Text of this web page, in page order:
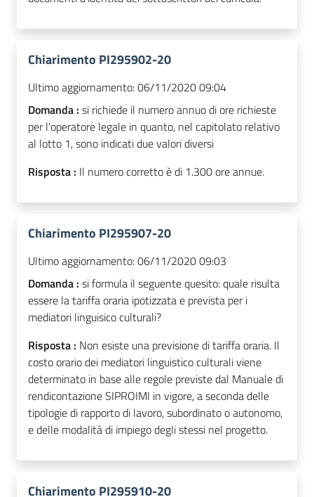
Chiarimento PI295902-20
Ultimo aggiornamento:06/11/2020 09:04
Domanda : si richiede il numero annuo di ore richieste
per l'operatore legale in quanto, nel capitolato relativo
al lotto 1, sono indicati due valori diversi
Risposta : Il numero corretto è di 1.300 ore annue.
Chiarimento PI295907-20
Ultimo aggiornamento:06/11/2020 09:03
Domanda : si formula il seguente quesito: quale risulta
essere la tariffa oraria ipotizzata e prevista per i
mediatori linguisico culturali?
Risposta : Non esiste una previsione di tariffa oraria. Il
costo orario dei mediatori linguistico culturali viene
determinato in base alle regole previste dal Manuale di
rendicontazione SIPROIMI in vigore, a seconda delle
tipologie di rapporto di lavoro, subordinato o autonomo,
e delle modalità di impiego degli stessi nel progetto.
Chiarimento PI295910-20